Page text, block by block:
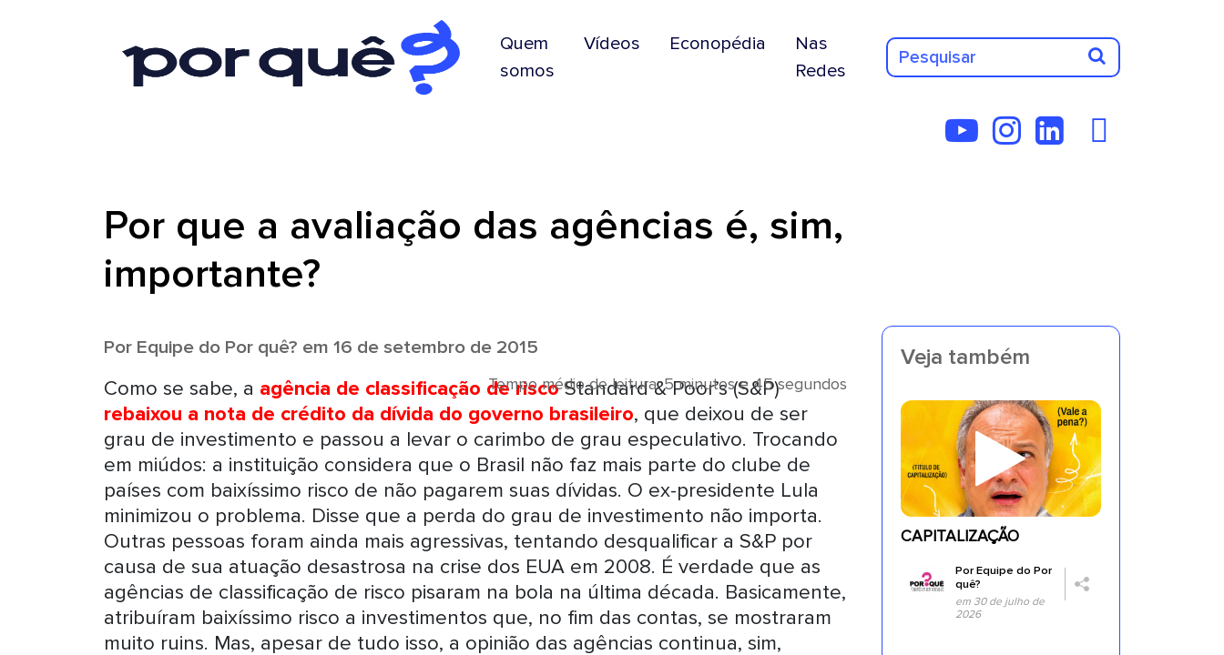
Quem
somos
Vídeos Econopédia
Nas
Redes
Por que a avaliação das agências é, sim,
importante?
Por Equipe do Por quê? em 16 de setembro de 2015
Tempo médio de leitura: 5 minutos e 45 segundos
Como se sabe, a agência de classificação de riscoStandard & Poor’s (S&P)
rebaixou a nota de crédito da dívida do governo brasileiro, que deixou de ser
grau de investimento e passou a levar o carimbo de grau especulativo. Trocando
em miúdos: a instituição considera que o Brasil não faz mais parte do clube de
países com baixíssimo risco de não pagarem suas dívidas. O ex-presidente Lula
minimizou o problema. Disse que a perda do grau de investimento não importa.
Outras pessoas foram ainda mais agressivas, tentando desqualificar a S&P por
causa de sua atuação desastrosa na crise dos EUA em 2008. É verdade que as
agências de classificação de risco pisaram na bola na última década. Basicamente,
atribuíram baixíssimo risco a investimentos que, no fim das contas, se mostraram
muito ruins. Mas, apesar de tudo isso, a opinião das agências continua, sim,
Veja também
CAPITALIZAÇÃO
PorEquipe do Por
quê?
em 30 de julho de
2026